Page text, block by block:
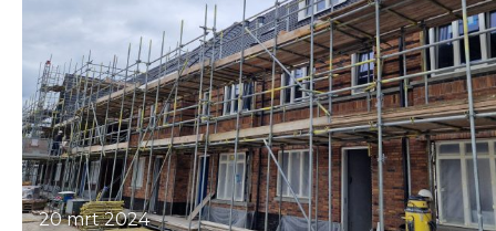
20 mrt 2024